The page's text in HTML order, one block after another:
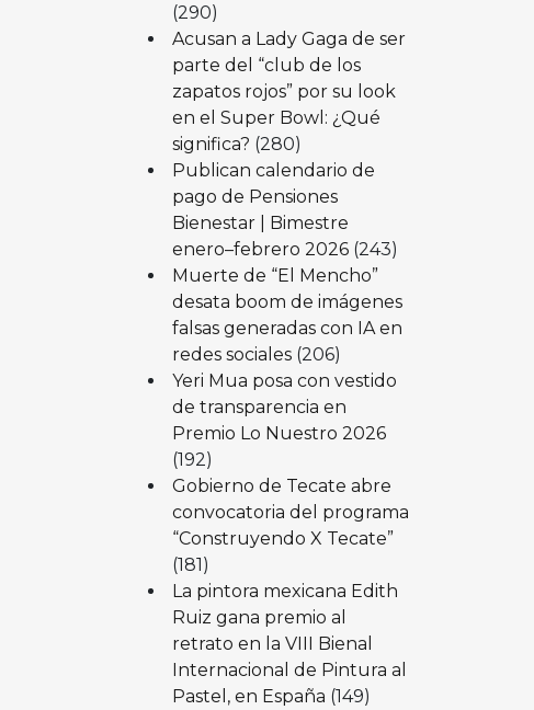
(290)
Acusan a Lady Gaga de ser
parte del “club de los
zapatos rojos” por su look
en el Super Bowl: ¿Qué
significa? (280)
Publican calendario de
pago de Pensiones
Bienestar | Bimestre
enero–febrero 2026 (243)
Muerte de “El Mencho”
desata boom de imágenes
falsas generadas con IA en
redes sociales (206)
Yeri Mua posa con vestido
de transparencia en
Premio Lo Nuestro 2026
(192)
Gobierno de Tecate abre
convocatoria del programa
“Construyendo X Tecate”
(181)
La pintora mexicana Edith
Ruiz gana premio al
retrato en la VIII Bienal
Internacional de Pintura al
Pastel, en España (149)